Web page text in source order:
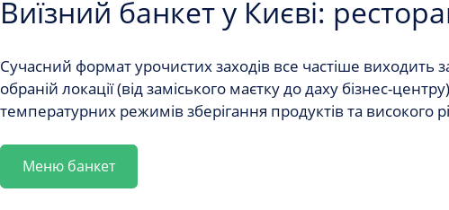
Виїзний банкет у Києві:
Сучасний формат урочистих заходів все частіше виходить
обраній локації (від заміського маєтку до даху бізнес-
температурних режимів зберігання продуктів та високого
Меню банкет